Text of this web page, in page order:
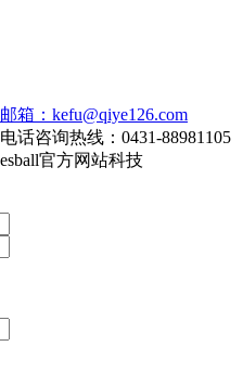
箱：kefu@qiye126.com
咨询热线：0431-88981105
官方网站科技